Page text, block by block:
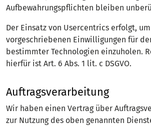
Aufbewahrungspflichten bleiben
Der Einsatz von Usercentrics erfolgt,
vorgeschriebenen Einwilligungen für
bestimmter Technologien einzuholen.
hierfür ist Art. 6 Abs. 1 lit. c DSGVO.
Auftragsverarbeitung
Wir haben einen Vertrag über
zur Nutzung des oben genannten